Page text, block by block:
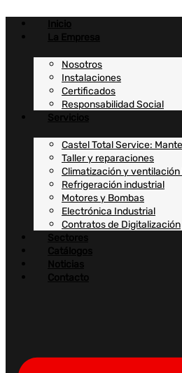
contenido
Inicio
La Empresa
Nosotros
Instalaciones
Certificados
Responsabilidad Social
Servicios
Castel Total Service:
Taller y reparaciones
Climatización y
Refrigeración industrial
Motores y Bombas
Electrónica Industrial
Contratos de Digitalización
Sectores
Catálogos
Noticias
Contacto